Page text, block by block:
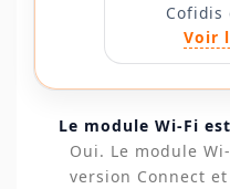
Cofidis
Voir
Le module Wi-Fi
Oui. Le module
version Connect